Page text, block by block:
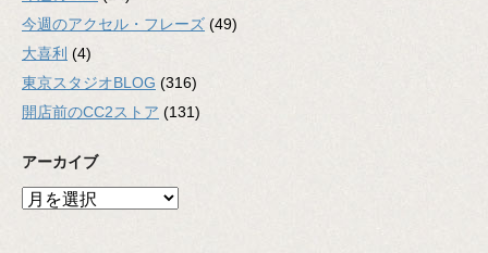
今週のアクセル・フレーズ (49)
大喜利 (4)
東京スタジオBLOG (316)
開店前のCC2ストア (131)
アーカイブ
ア